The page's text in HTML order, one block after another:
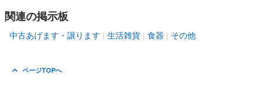
関連の掲示板
中古あげます・譲ります 生活雑貨 食器 その他
ページTOPへ